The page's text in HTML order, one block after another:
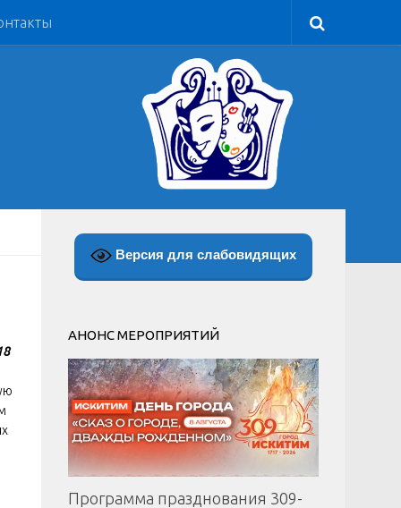
Версия для слабовидящих
АНОНС МЕРОПРИЯТИЙ
Программа празднования 309-